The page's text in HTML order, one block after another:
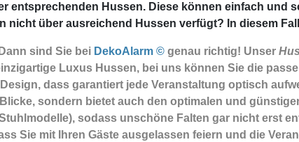
entsprechenden Hussen. Diese können einfach und
nicht über ausreichend Hussen verfügt? In diesem
sind Sie bei DekoAlarm © genau richtig! Unser
Luxus Hussen, bei uns können Sie die
dass garantiert jede Veranstaltung optisch
sondern bietet auch den optimalen und
sodass unschöne Falten gar nicht erst
Sie mit Ihren Gäste ausgelassen feiern und die